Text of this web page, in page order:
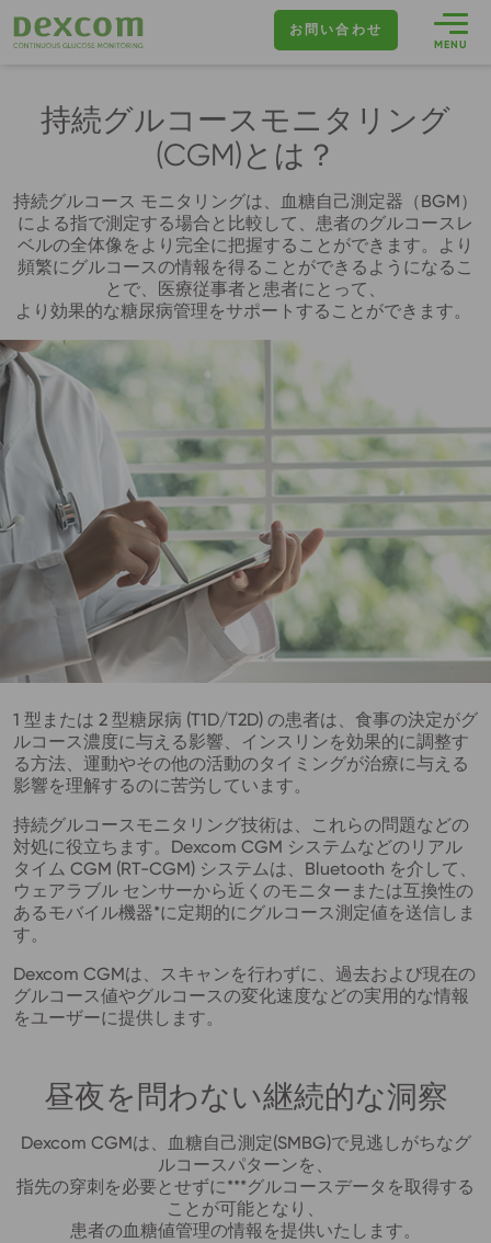
Buttons
Mobile
お問い合わせ
MENU
持続グルコースモニタリング
(CGM)とは？
持続グルコース モニタリングは、血糖自己測定器（BGM）
による指で測定する場合と比較して、患者のグルコースレ
ベルの全体像をより完全に把握することができます。より
頻繁にグルコースの情報を得ることができるようになるこ
とで、医療従事者と患者にとって、
より効果的な糖尿病管理をサポートすることができます。
Image
1 型または 2 型糖尿病 (T1D/T2D) の患者は、食事の決定がグ
ルコース濃度に与える影響、インスリンを効果的に調整す
る方法、運動やその他の活動のタイミングが治療に与える
影響を理解するのに苦労しています。
持続グルコースモニタリング技術は、これらの問題などの
対処に役立ちます。Dexcom CGM システムなどのリアル
タイム CGM (RT-CGM) システムは、Bluetooth を介して、
ウェアラブル センサーから近くのモニターまたは互換性の
あるモバイル機器*に定期的にグルコース測定値を送信しま
す。
Dexcom CGMは、スキャンを行わずに、過去および現在の
グルコース値やグルコースの変化速度などの実用的な情報
をユーザーに提供します。
昼夜を問わない継続的な洞察
Dexcom CGMは、血糖自己測定(SMBG)で見逃しがちなグ
ルコースパターンを、
指先の穿刺を必要とせずに***グルコースデータを取得する
ことが可能となり、
患者の血糖値管理の情報を提供いたします。